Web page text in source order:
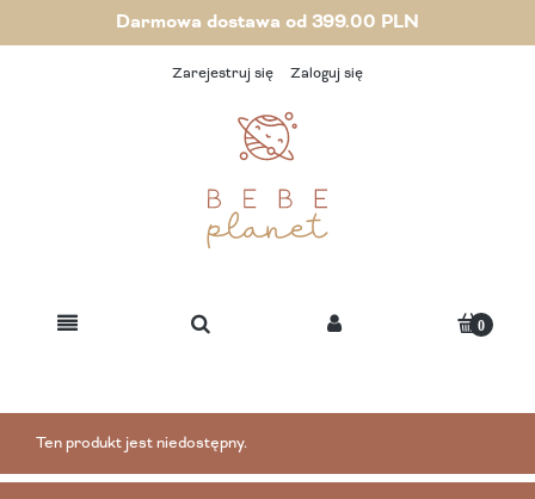
Darmowa dostawa od 399.00 PLN
Zarejestruj się Zaloguj się
Ten produkt jest niedostępny.